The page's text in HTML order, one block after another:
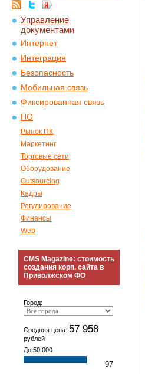
Управление
документами
Интернет
Интеграция
Безопасность
Мобильная связь
Фиксированная связь
ПО
Рынок ПК
Маркетинг
Торговые сети
Оборудование
Outsourcing
Кадры
Регулирование
Финансы
Web
CMS Magazine: стоимость
создания корп. сайта в
Приволжском ФО
Город:
Средняя цена: 57 958
рублей
До 50 000
97